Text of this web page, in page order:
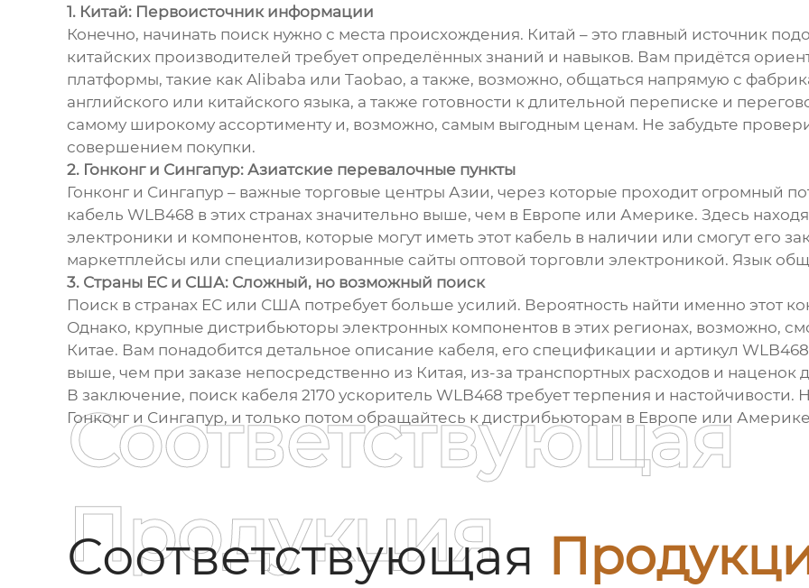
1. Китай: Первоисточник информации
Конечно, начинать поиск нужно с места происхождения. Китай – это главный источник
китайских производителей требует определённых знаний и навыков. Вам придётся
платформы, такие как Alibaba или Taobao, а также, возможно, общаться напрямую с
английского или китайского языка, а также готовности к длительной переписке и
самому широкому ассортименту и, возможно, самым выгодным ценам. Не забудьте
совершением покупки.
2. Гонконг и Сингапур: Азиатские перевалочные пункты
Гонконг и Сингапур – важные торговые центры Азии, через которые проходит огромный
кабель WLB468 в этих странах значительно выше, чем в Европе или Америке. Здесь
электроники и компонентов, которые могут иметь этот кабель в наличии или смогут его
маркетплейсы или специализированные сайты оптовой торговли электроникой. Язык
3. Страны ЕС и США: Сложный, но возможный поиск
Поиск в странах ЕС или США потребует больше усилий. Вероятность найти именно этот
Однако, крупные дистрибьюторы электронных компонентов в этих регионах, возможно,
Китае. Вам понадобится детальное описание кабеля, его спецификации и артикул
выше, чем при заказе непосредственно из Китая, из-за транспортных расходов и наценок
В заключение, поиск кабеля 2170 ускоритель WLB468 требует терпения и настойчивости.
Гонконг и Сингапур, и только потом обращайтесь к дистрибьюторам в Европе или
Соответствующая
Соответствующая
Продукция